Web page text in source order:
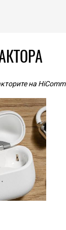
на HiComm